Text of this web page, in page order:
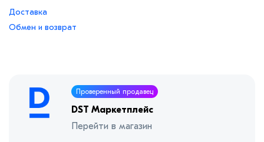
Доставка
Обмен и возврат
Проверенный продавец
DST Маркетплейс
Перейти в магазин